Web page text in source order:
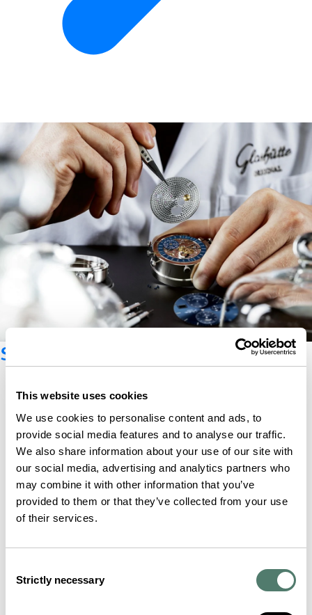
This website uses cookies
We use cookies to personalise content and ads, to
provide social media features and to analyse our traffic.
We also share information about your use of our site with
our social media, advertising and analytics partners who
may combine it with other information that you’ve
provided to them or that they’ve collected from your use
of their services.
Selection
Strictly necessary
Suscríbete al boletín